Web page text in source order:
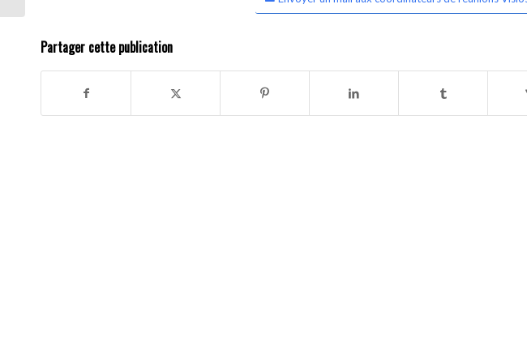
Partager cette publication